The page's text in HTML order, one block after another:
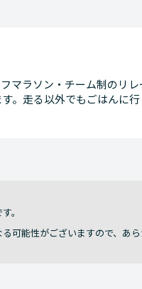
マラソン・チーム制のリ
。走る以外でもごはんに行
。
可能性がございますので、あら